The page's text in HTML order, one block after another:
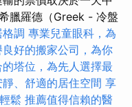
臘羅德（Greek - 冷盤
調 專業兒童眼科，為
好的搬家公司，為你
塔位，為先人選擇最
、舒適的居住空間 享
鬆 推薦值得信賴的醫